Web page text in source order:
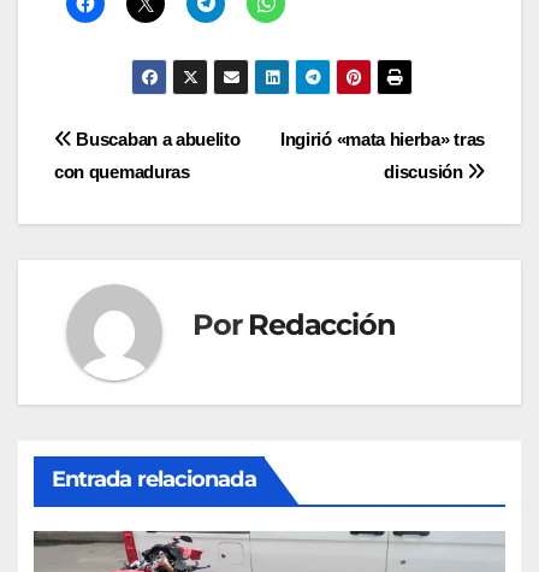
Navegación
de
Ingirió «mata hierba» tras
discusión
Buscaban a abuelito
con quemaduras
Por Redacción
Entrada relacionada